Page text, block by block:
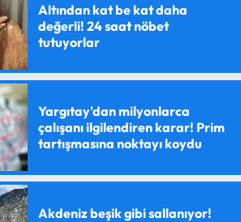
Altından kat be kat daha
değerli! 24 saat nöbet
tutuyorlar
Yargıtay'dan milyonlarca
çalışanı ilgilendiren karar! Prim
tartışmasına noktayı koydu
Akdeniz beşik gibi sallanıyor!